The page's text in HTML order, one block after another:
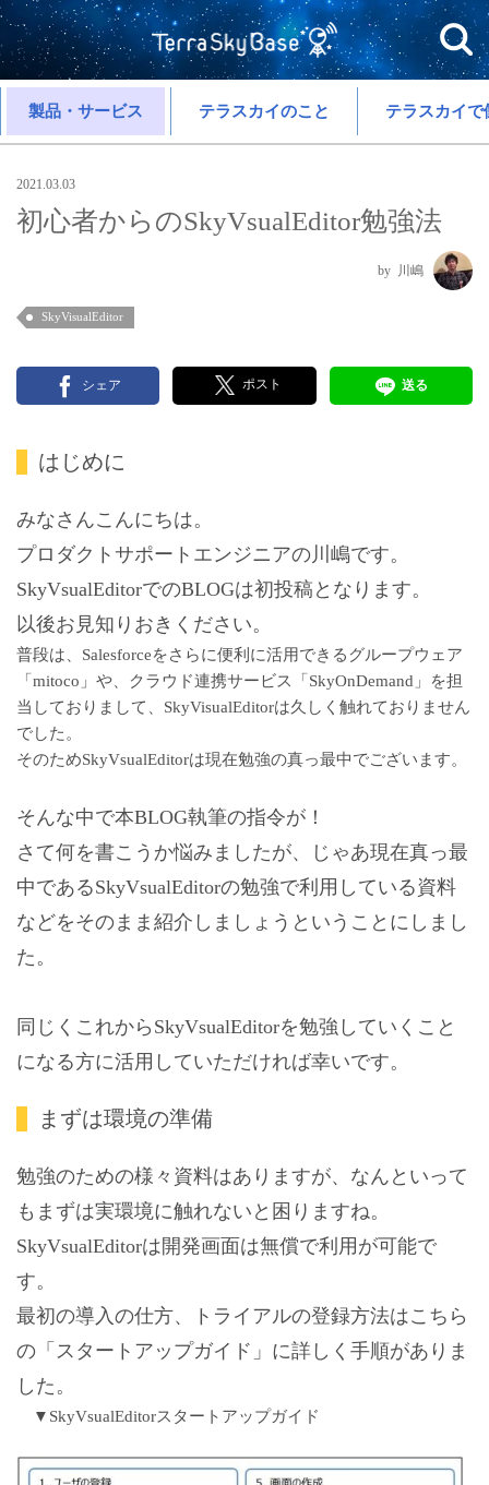
製品・サービス テラスカイのこと テラスカイで
2021.03.03
初心者からのSkyVsualEditor勉強法
川嶋
SkyVisualEditor
シェア ポスト 送る
はじめに
みなさんこんにちは。
プロダクトサポートエンジニアの川嶋です。
SkyVsualEditorでのBLOGは初投稿となります。
以後お見知りおきください。
普段は、Salesforceをさらに便利に活用できるグループウェア
「 mitoco 」や、クラウド連携サービス「 SkyOnDemand 」を担
当しておりまして、SkyVisualEditorは久しく触れておりません
でした。
そのためSkyVsualEditorは現在勉強の真っ最中でございます。
そんな中で本BLOG執筆の指令が！
さて何を書こうか悩みましたが、じゃあ現在真っ最
中であるSkyVsualEditorの勉強で利用している資料
などをそのまま紹介しましょうということにしまし
た。
同じくこれからSkyVsualEditorを勉強していくこと
になる方に活用していただければ幸いです。
まずは環境の準備
勉強のための様々資料はありますが、なんといって
もまずは実環境に触れないと困りますね。
SkyVsualEditorは開発画面は無償で利用が可能で
す。
最初の導入の仕方、トライアルの登録方法はこちら
の「スタートアップガイド」に詳しく手順がありま
した。
▼SkyVsualEditorスタートアップガイド